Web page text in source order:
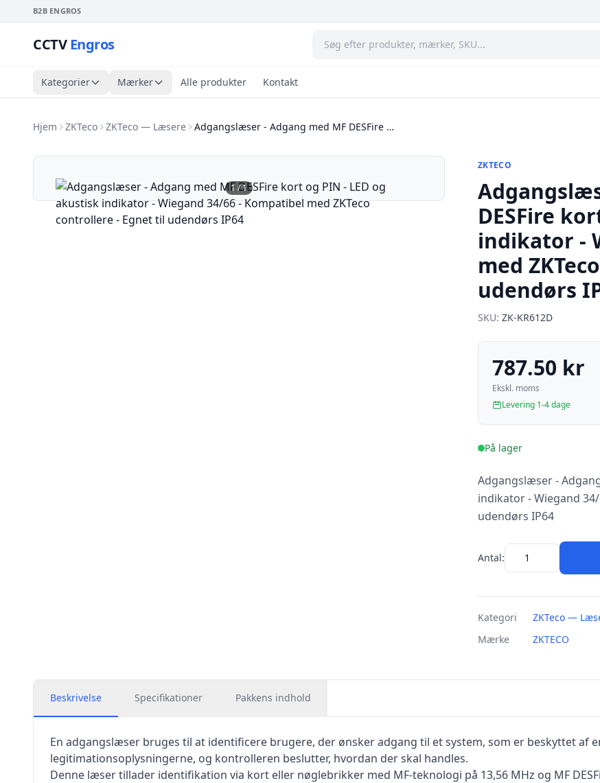
B2B ENGROS
CCTVEngros
Kategorier Mærker Alle produkter Kontakt
Hjem ZKTeco ZKTeco — Læsere Adgangslæser - Adgang med MF DESFire …
1/1
ZKTECO
DESFire
indikator -
med
udendørs
SKU: ZK-KR612D
787.50 kr
Ekskl. moms
Levering 1-4 dage
På lager
Adgangslæser -
indikator - Wiegand
udendørs IP64
Antal:
Kategori
ZKTeco —
Mærke
ZKTECO
Beskrivelse Specifikationer Pakkens indhold
En adgangslæser bruges til at identificere brugere, der ønsker adgang til et system, som er beskyttet af
legitimationsoplysningerne, og kontrolleren beslutter, hvordan der skal handles.
Denne læser tillader identifikation via kort eller nøglebrikker med MF-teknologi på 13,56 MHz og MF